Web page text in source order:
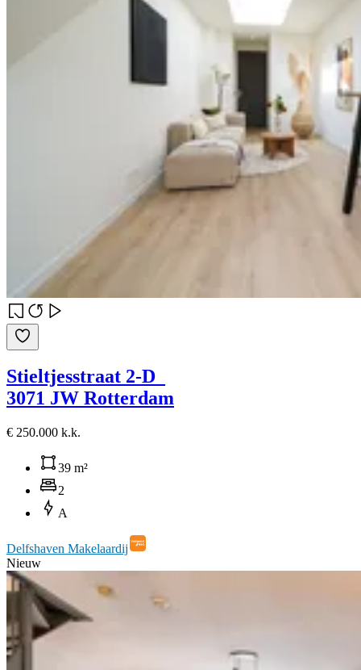
Stieltjesstraat 2-D
3071 JW Rotterdam
€ 250.000 k.k.
39 m²
2
A
Delfshaven Makelaardij
Nieuw